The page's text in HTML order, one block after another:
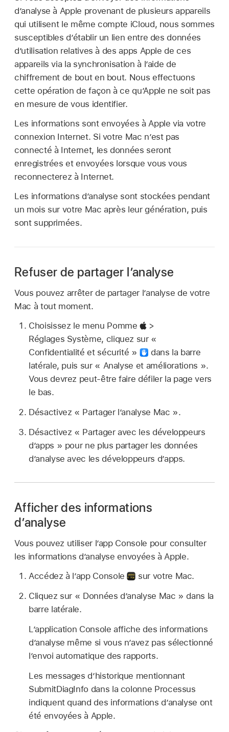
d’analyse à Apple provenant de plusieurs appareils
qui utilisent le même compte iCloud, nous sommes
susceptibles d’établir un lien entre des données
d’utilisation relatives à des apps Apple de ces
appareils via la synchronisation à l’aide de
chiffrement de bout en bout. Nous effectuons
cette opération de façon à ce qu’Apple ne soit pas
en mesure de vous identifier.
Les informations sont envoyées à Apple via votre
connexion Internet. Si votre Mac n’est pas
connecté à Internet, les données seront
enregistrées et envoyées lorsque vous vous
reconnecterez à Internet.
Les informations d’analyse sont stockées pendant
un mois sur votre Mac après leur génération, puis
sont supprimées.
Refuser de partager l’analyse
Vous pouvez arrêter de partager l’analyse de votre
Mac à tout moment.
Choisissez le menu Pomme
>
Réglages Système, cliquez sur «
Confidentialité et sécurité »
dans la barre
latérale, puis sur « Analyse et améliorations ».
Vous devrez peut-être faire défiler la page vers
le bas.
Désactivez « Partager l’analyse Mac ».
Désactivez « Partager avec les développeurs
d’apps » pour ne plus partager les données
d’analyse avec les développeurs d’apps.
Afficher des informations
d’analyse
Vous pouvez utiliser l’app Console pour consulter
les informations d’analyse envoyées à Apple.
Accédez à l’app Console
sur votre Mac.
Cliquez sur « Données d’analyse Mac » dans la
barre latérale.
L’application Console affiche des informations
d’analyse même si vous n’avez pas sélectionné
l’envoi automatique des rapports.
Les messages d’historique mentionnant
SubmitDiagInfo dans la colonne Processus
indiquent quand des informations d’analyse ont
été envoyées à Apple.